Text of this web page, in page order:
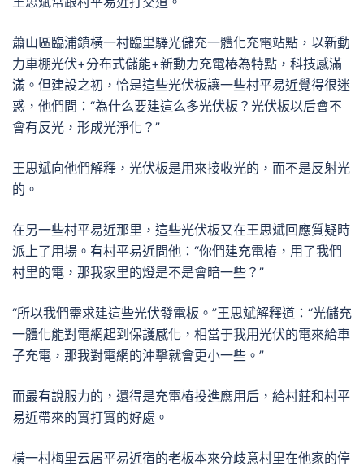
蕭山區臨浦鎮橫一村臨里驛光儲充一體化充電站點，以新動
力車棚光伏+分布式儲能+新動力充電樁為特點，科技感滿
滿。但建設之初，恰是這些光伏板讓一些村平易近覺得很迷
惑，他們問：“為什么要建這么多光伏板？光伏板以后會不
會有反光，形成光淨化？”
王思斌向他們解釋，光伏板是用來接收光的，而不是反射光
的。
在另一些村平易近那里，這些光伏板又在王思斌回應質疑時
派上了用場。有村平易近問他：“你們建充電樁，用了我們
村里的電，那我家里的燈是不是會暗一些？”
“所以我們需求建這些光伏發電板。”王思斌解釋道：“光儲充
一體化能對電網起到保護感化，相當于我用光伏的電來給車
子充電，那我對電網的沖擊就會更小一些。”
而最有說服力的，還得是充電樁投進應用后，給村莊和村平
易近帶來的實打實的好處。
橫一村梅里云居平易近宿的老板本來分歧意村里在他家的停